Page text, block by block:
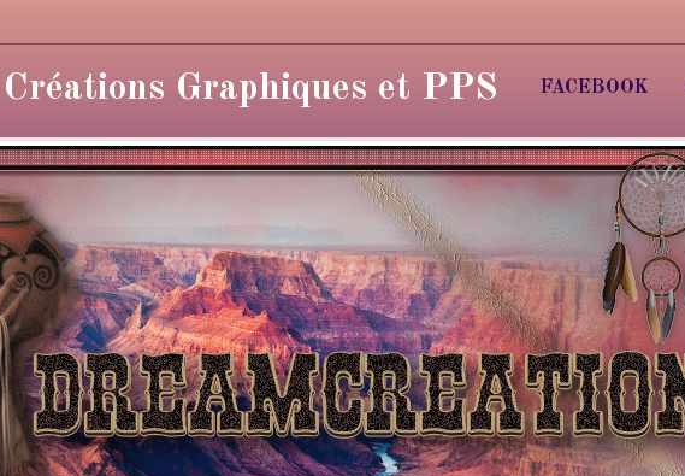
Créations Graphiques et PPS FACEBOOK